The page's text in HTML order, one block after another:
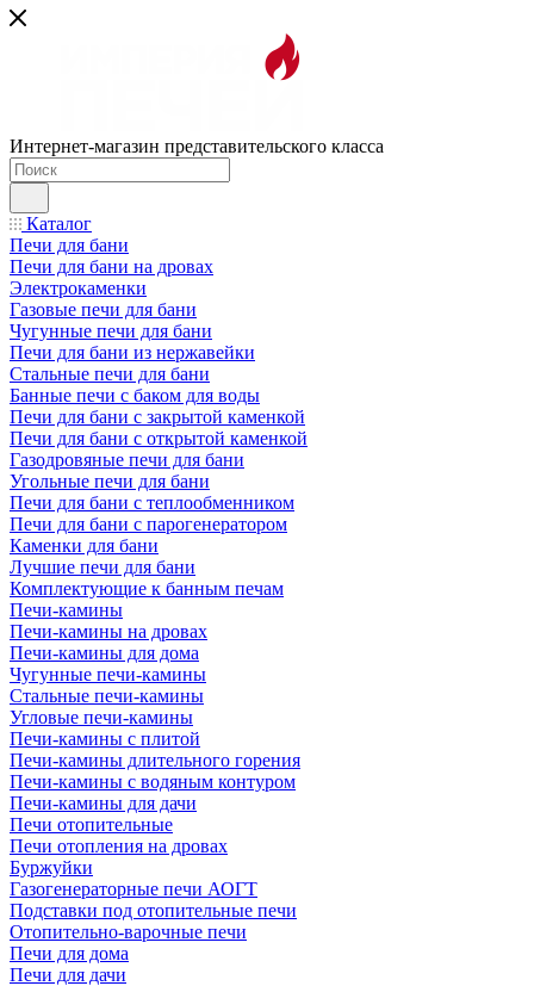
Интернет-магазин представительского класса
Каталог
Печи для бани
Печи для бани на дровах
Электрокаменки
Газовые печи для бани
Чугунные печи для бани
Печи для бани из нержавейки
Стальные печи для бани
Банные печи с баком для воды
Печи для бани с закрытой каменкой
Печи для бани с открытой каменкой
Газодровяные печи для бани
Угольные печи для бани
Печи для бани с теплообменником
Печи для бани с парогенератором
Каменки для бани
Лучшие печи для бани
Комплектующие к банным печам
Печи-камины
Печи-камины на дровах
Печи-камины для дома
Чугунные печи-камины
Стальные печи-камины
Угловые печи-камины
Печи-камины с плитой
Печи-камины длительного горения
Печи-камины с водяным контуром
Печи-камины для дачи
Печи отопительные
Печи отопления на дровах
Буржуйки
Газогенераторные печи АОГТ
Подставки под отопительные печи
Отопительно-варочные печи
Печи для дома
Печи для дачи